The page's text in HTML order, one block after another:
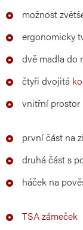
možnost
ergonomicky
dvě madla do
čtyři dvojitá
vnitřní prostor
první část na
druhá část s
háček na
TSA zámeček